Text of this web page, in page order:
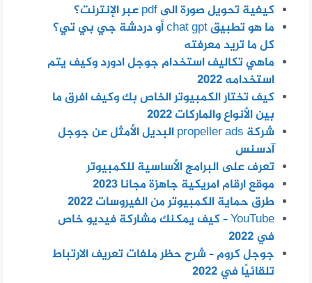
كيفية تحويل صورة الى pdf عبر الإنترنت؟
ما هو تطبيق chat gpt أو دردشة جي بي تي؟
كل ما تريد معرفته
ماهي تكاليف استخدام جوجل ادورد وكيف يتم
استخدامه 2022
كيف تختار الكمبيوتر الخاص بك وكيف افرق ما
بين الأنواع والماركات 2022
شركة propeller ads البديل الأمثل عن جوجل
آدسنس
تعرف على البرامج الأساسية للكمبيوتر
موقع ارقام امريكية جاهزة مجانا 2023
طرق حماية الكمبيوتر من الفيروسات 2022
YouTube – كيف يمكنك مشاركة فيديو خاص
في 2022
جوجل كروم – شرح حظر ملفات تعريف الارتباط
تلقائيًا في 2022